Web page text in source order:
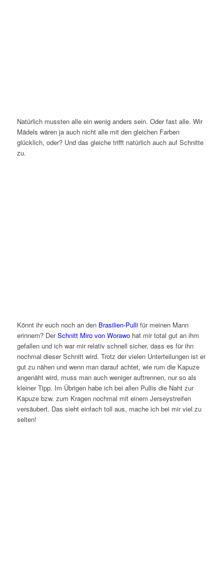
Natürlich mussten alle ein wenig anders sein. Oder fast alle. Wir
Mädels wären ja auch nicht alle mit den gleichen Farben
glücklich, oder? Und das gleiche trifft natürlich auch auf Schnitte
zu.
Könnt ihr euch noch an den Brasilien-Pullifür meinen Mann
erinnern? DerSchnitt Miro von Worawohat mir total gut an ihm
gefallen und ich war mir relativ schnell sicher, dass es für ihn
nochmal dieser Schnitt wird. Trotz der vielen Unterteilungen ist er
gut zu nähen und wenn man darauf achtet, wie rum die Kapuze
angenäht wird, muss man auch weniger auftrennen, nur so als
kleiner Tipp. Im Übrigen habe ich bei allen Pullis die Naht zur
Kapuze bzw. zum Kragen nochmal mit einem Jerseystreifen
versäubert. Das sieht einfach toll aus, mache ich bei mir viel zu
selten!